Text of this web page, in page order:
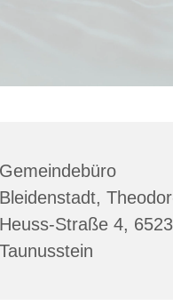
Gemeindebüro
Bleidenstadt,
Heuss-Straße 4,
Taunusstein